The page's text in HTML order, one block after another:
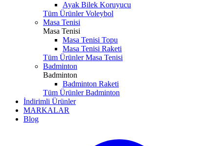
Ayak Bilek Koruyucu
Tüm Ürünler Voleybol
Masa Tenisi
Masa Tenisi
Masa Tenisi Topu
Masa Tenisi Raketi
Tüm Ürünler Masa Tenisi
Badminton
Badminton
Badminton Raketi
Tüm Ürünler Badminton
İndirimli Ürünler
MARKALAR
Blog